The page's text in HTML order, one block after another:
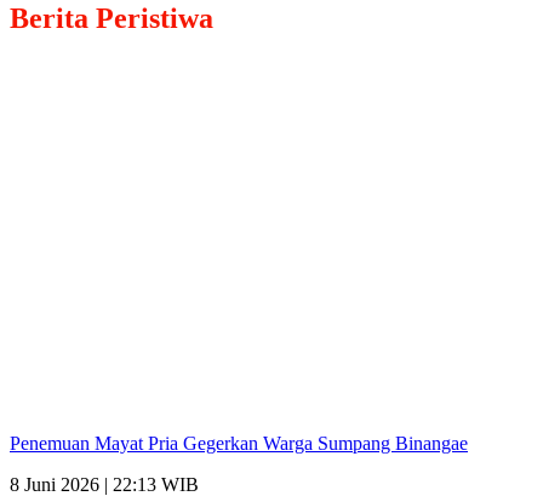
Berita Peristiwa
Penemuan Mayat Pria Gegerkan Warga Sumpang Binangae
8 Juni 2026 | 22:13 WIB